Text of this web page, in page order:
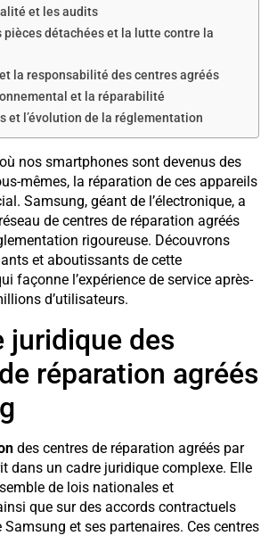
et les audits
pièces détachées et la lutte contre la
la responsabilité des centres agréés
et la réparabilité
et l’évolution de la réglementation
nos smartphones sont devenus des
mêmes, la réparation de ces appareils
Samsung, géant de l’électronique, a
de centres de réparation agréés
rigoureuse. Découvrons
et aboutissants de cette
façonne l’expérience de service après-
d’utilisateurs.
juridique des
réparation agréés
des centres de réparation agréés par
dans un cadre juridique complexe. Elle
de lois nationales et
que sur des accords contractuels
et ses partenaires. Ces centres